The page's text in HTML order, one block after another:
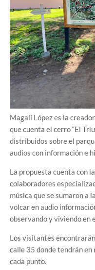
Magalí López es la
que cuenta el cerro “El
distribuidos sobre el
audios con información e
La propuesta cuenta con
colaboradores
música que se sumaron a
volcar en audio
observando y viviendo en
Los visitantes
calle 35 donde tendrán en
cada punto.